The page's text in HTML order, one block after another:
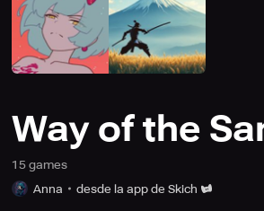
Way of the
15 games
Anna
desde la app de Skich